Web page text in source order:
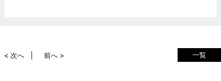
一覧
< 次へ 前へ >